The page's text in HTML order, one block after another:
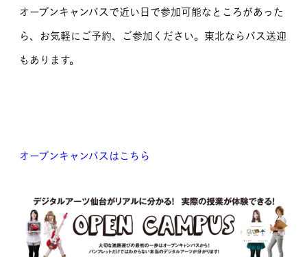
オープンキャンパスで近い日で参加可能なところがあった
ら、お気軽にご予約、ご参加ください。東北ならバス送迎
もあります。
オープンキャンパスはこちら